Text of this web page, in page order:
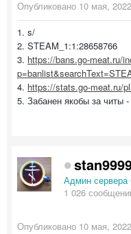
Опубликовано 10 мая, 2022
1. s/
2. STEAM_1:1:28658766
3. https://bans.go-meat.ru/
4. https://stats.go-meat.ru/
5. Забанен якобы за читы
Админ сервера
1 026
Опубликовано 10 мая, 2022